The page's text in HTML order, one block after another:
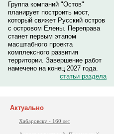
Группа компаний "Остов"
планирует построить мост,
который свяжет Русский остров
с островом Елены. Переправа
станет первым этапом
масштабного проекта
комплексного развития
территории. Завершение работ
намечено на конец 2027 года.
статьи раздела
Актуально
Хабаровску - 160 лет